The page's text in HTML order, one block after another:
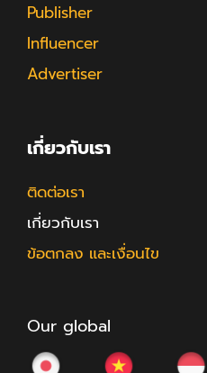
Publisher
Influencer
Advertiser
เกี่ยวกับเรา
ติดต่อเรา
เกี่ยวกับเรา
ข้อตกลง และเงื่อนไข
Our global